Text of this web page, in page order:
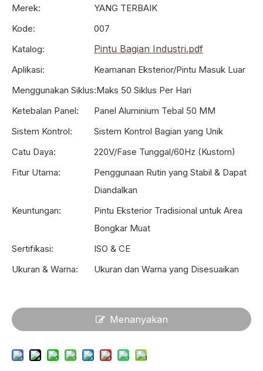
Merek:
YANG TERBAIK
Kode:
007
Katalog:
Pintu Bagian Industri.pdf
Aplikasi:
Keamanan Eksterior/Pintu Masuk Luar
Menggunakan Siklus:Maks 50 Siklus Per Hari
Ketebalan Panel:
Panel Aluminium Tebal 50 MM
Sistem Kontrol:
Sistem Kontrol Bagian yang Unik
Catu Daya:
220V/Fase Tunggal/60Hz (Kustom)
Fitur Utama:
Penggunaan Rutin yang Stabil & Dapat
Diandalkan
Keuntungan:
Pintu Eksterior Tradisional untuk Area
Bongkar Muat
Sertifikasi:
ISO & CE
Ukuran & Warna:
Ukuran dan Warna yang Disesuaikan
Menanyakan